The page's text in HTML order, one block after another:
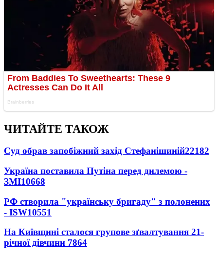
ЧИТАЙТЕ ТАКОЖ
Суд обрав запобіжний захід Стефанішиній22182
Україна поставила Путіна перед дилемою -
ЗМІ10668
РФ створила "українську бригаду" з полонених
- ISW10551
На Київщині сталося групове зґвалтування 21-
річної дівчини 7864